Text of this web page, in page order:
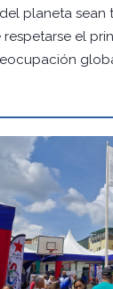
planeta
el